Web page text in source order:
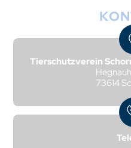
Tierschutzverein
73614